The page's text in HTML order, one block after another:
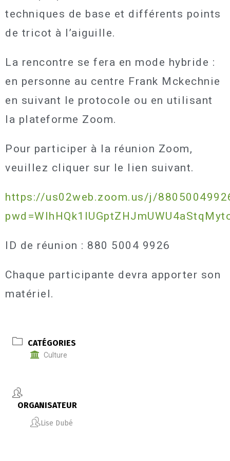
techniques de base et différents points
de tricot à l’aiguille.
La rencontre se fera en mode hybride :
en personne au centre Frank Mckechnie
en suivant le protocole ou en utilisant
la plateforme Zoom.
Pour participer à la réunion Zoom,
veuillez cliquer sur le lien suivant.
https://us02web.zoom.us/j/
ID de réunion : 880 5004 9926
Chaque participante devra apporter son
matériel.
CATÉGORIES
Culture
ORGANISATEUR
Lise Dubé